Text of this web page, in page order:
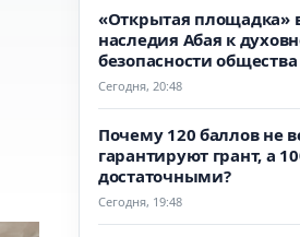
«Открытая площадка»
наследия Абая к
безопасности общества
Сегодня, 20:48
Почему 120 баллов не
гарантируют грант, а
достаточными?
Сегодня, 19:48